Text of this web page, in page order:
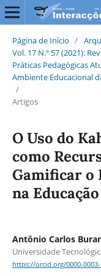
Página de Início /
Vol. 17 N.º 57 (2021):
Práticas Pedagógicas
Ambiente Educacional
/
Artigos
O Uso do
como
Gamificar o
na
Antônio Carlos
Universidade
https://orcid.org/0000-0003-